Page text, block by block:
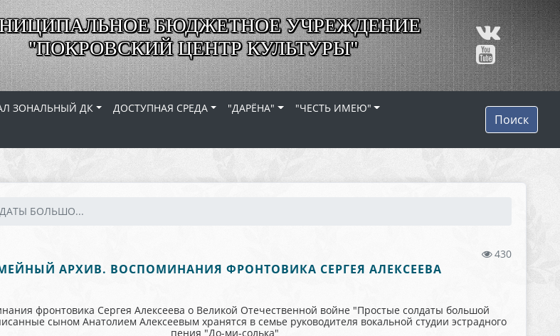
БЮДЖЕТНОЕ УЧРЕЖДЕНИЕ
"ПОКРОВСКИЙ ЦЕНТР КУЛЬТУРЫ"
ЗОНАЛЬНЫЙ ДК ДОСТУПНАЯ СРЕДА "ДАРЁНА"
"ЧЕСТЬ ИМЕЮ"
Поиск
БОЛЬШО...
430
АРХИВ. ВОСПОМИНАНИЯ ФРОНТОВИКА СЕРГЕЯ АЛЕКСЕЕВА
фронтовика Сергея Алексеева о Великой Отечественной войне "Простые солдаты большой
сыном Анатолием Алексеевым хранятся в семье руководителя вокальной студии эстрадного
пения "До-ми-солька"